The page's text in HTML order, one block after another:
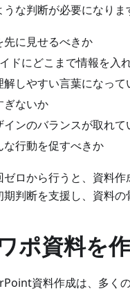
な判断が必要になりま
先に見せるべきか
ドにどこまで情報を入
解しやすい言葉になって
ぎないか
インのバランスが取れて
な行動を促すべきか
ゼロから行うと、資料
判断を支援し、資料の
ポ資料を
資料作成は、多く